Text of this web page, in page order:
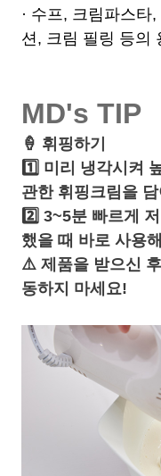
· 수프, 크림파스타
션, 크림 필링 등의
MD's TIP
🍦 휘핑하기
1️⃣ 미리 냉각시켜
관한 휘핑크림을
2️⃣ 3~5분 빠르게
했을 때 바로 사용
⚠️ 제품을 받으신
동하지 마세요!